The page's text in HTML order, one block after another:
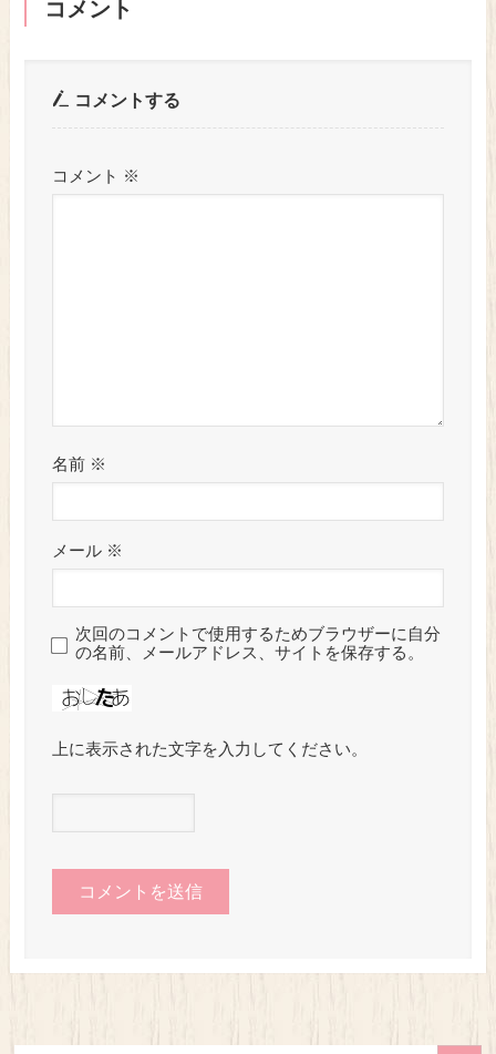
コメント
コメントする
コメント ※
名前 ※
メール ※
次回のコメントで使用するためブラウザーに自分
の名前、メールアドレス、サイトを保存する。
上に表示された文字を入力してください。